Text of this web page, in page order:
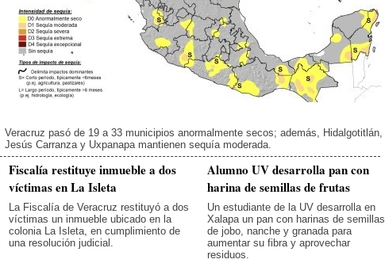
Veracruz pasó de 19 a 33 municipios anormalmente secos; además, Hidalgotitlán,
Jesús Carranza y Uxpanapa mantienen sequía moderada.
Fiscalía restituye inmueble a dos
víctimas en La Isleta
La Fiscalía de Veracruz restituyó a dos
víctimas un inmueble ubicado en la
colonia La Isleta, en cumplimiento de
una resolución judicial.
Alumno UV desarrolla pan con
harina de semillas de frutas
Un estudiante de la UV desarrolla en
Xalapa un pan con harinas de semillas
de jobo, nanche y granada para
aumentar su fibra y aprovechar
residuos.